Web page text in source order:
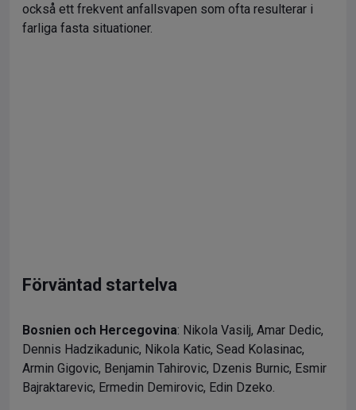
också ett frekvent anfallsvapen som ofta resulterar i
farliga fasta situationer.
Förväntad startelva
Bosnien och Hercegovina: Nikola Vasilj, Amar Dedic,
Dennis Hadzikadunic, Nikola Katic, Sead Kolasinac,
Armin Gigovic, Benjamin Tahirovic, Dzenis Burnic, Esmir
Bajraktarevic, Ermedin Demirovic, Edin Dzeko.